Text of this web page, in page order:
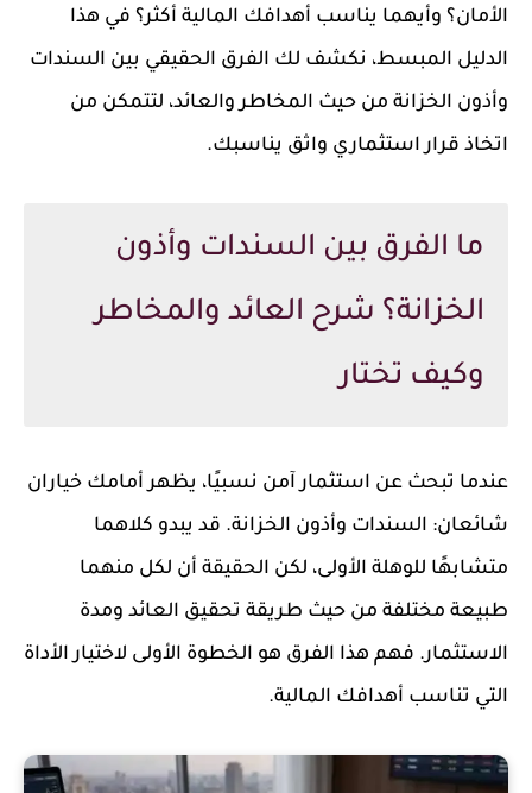
الأمان؟ وأيهما يناسب أهدافك المالية أكثر؟ في هذا
الدليل المبسط، نكشف لك الفرق الحقيقي بين السندات
وأذون الخزانة من حيث المخاطر والعائد، لتتمكن من
اتخاذ قرار استثماري واثق يناسبك.
ما الفرق بين السندات وأذون
الخزانة؟ شرح العائد والمخاطر
وكيف تختار
عندما تبحث عن استثمار آمن نسبيًا، يظهر أمامك خياران
شائعان: السندات وأذون الخزانة. قد يبدو كلاهما
متشابهًا للوهلة الأولى، لكن الحقيقة أن لكل منهما
طبيعة مختلفة من حيث طريقة تحقيق العائد ومدة
الاستثمار. فهم هذا الفرق هو الخطوة الأولى لاختيار الأداة
التي تناسب أهدافك المالية.